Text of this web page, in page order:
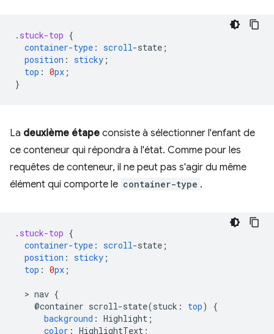
. stuck-top {
container-type : scroll-state ;
position : sticky ;
top : 0px ;
}
La deuxième étape consiste à sélectionner l'enfant de
ce conteneur qui répondra à l'état. Comme pour les
requêtes de conteneur, il ne peut pas s'agir du même
élément qui comporte le container-type .
. stuck-top {
container-type : scroll-state ;
position : sticky ;
top : 0px ;
  >
nav {
@container scroll-state(stuck : top)
{
background : Highlight ;
color : HighlightText ;